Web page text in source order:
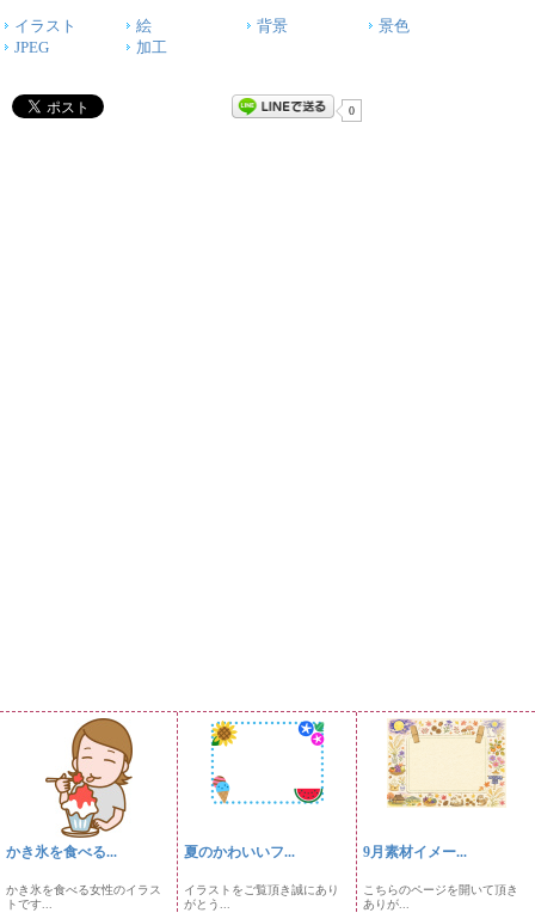
イラスト 絵 背景
景色
JPEG
加工
0
かき氷を食べる...
かき氷を食べる女性のイラス
トです...
夏のかわいいフ...
イラストをご覧頂き誠にあり
がとう...
9月素材イメー...
こちらのページを開いて頂き
ありが...